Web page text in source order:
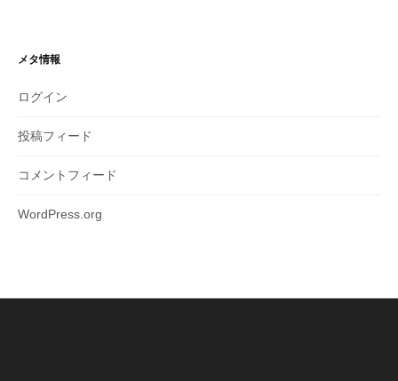
メタ情報
ログイン
投稿フィード
コメントフィード
WordPress.org